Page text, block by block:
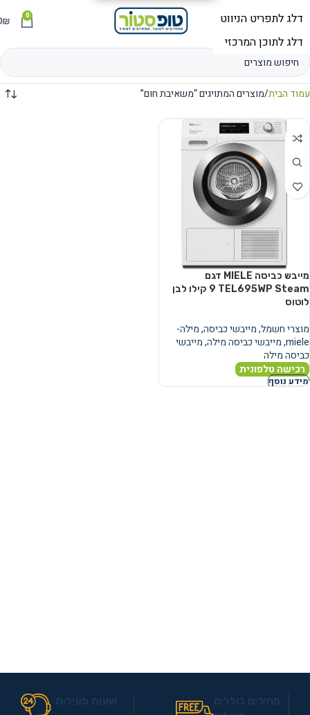
תפריט 0
₪
עמוד הבית מוצרים המתויגים “משאיבת חום”
מייבש כביסה MIELE דגם
TEL695WP Steam ‏9 ‏קילו לבן
לוטוס
מוצרי חשמל,מייבשי כביסה,מילה-
miele
,מייבשי כביסה מילה,מייבשי
כביסה מילה
רכישה טלפונית
מידע נוסף